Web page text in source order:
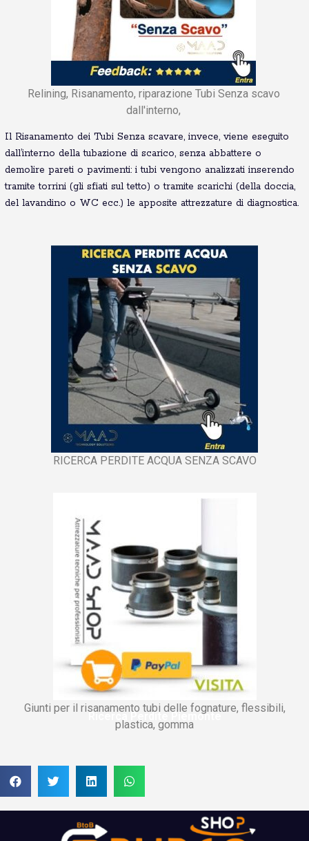
Relining, Risanamento, riparazione Tubi Senza scavo
dall'interno,
Il Risanamento dei Tubi Senza scavare, invece, viene eseguito
dall’interno della tubazione di scarico, senza abbattere o
demolire pareti o pavimenti: i tubi vengono analizzati inserendo
tramite torrini (gli sfiati sul tetto) o tramite scarichi (della doccia,
del lavandino o WC ecc.) le apposite attrezzature di diagnostica.
RICERCA PERDITE ACQUA SENZA SCAVO
Giunti per il risanamento tubi delle fognature, flessibili,
plastica, gomma
Ricerca Perdite Piemonte